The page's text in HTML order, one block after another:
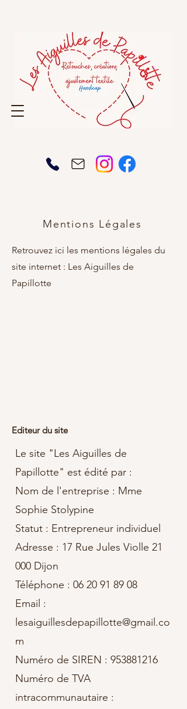
Mentions Légales
Retrouvez ici les mentions légales du
site internet : Les Aiguilles de
Papillotte
Editeur du site
Le site "Les Aiguilles de
Papillotte" est édité par :
Nom de l'entreprise : Mme
Sophie Stolypine
Statut : Entrepreneur individuel
Adresse : 17 Rue Jules Violle 21
000 Dijon
Téléphone : 06 20 91 89 08
Email :
lesaiguillesdepapillotte@gmail.co
m
Numéro de SIREN : 953881216
Numéro de TVA
intracommunautaire :